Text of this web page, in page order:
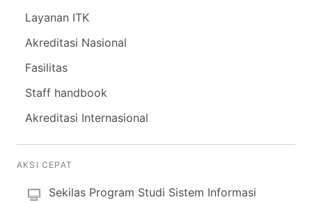
Layanan ITK
Akreditasi Nasional
Fasilitas
Staff handbook
Akreditasi Internasional
AKSI CEPAT
Sekilas Program Studi Sistem Informasi